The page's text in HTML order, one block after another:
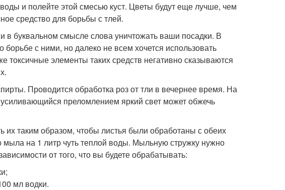
и полейте этой смесью куст. Цветы будут еще лучше, чем
средство для борьбы с тлей.
в буквальном смысле слова уничтожать ваши посадки. В
с ними, но далеко не всем хочется использовать
элементы таких средств негативно сказываются
Проводится обработка роз от тли в вечернее время. На
преломлением яркий свет может обжечь
их таким образом, чтобы листья были обработаны с обеих
мыла на 1 литр чуть теплой воды. Мыльную стружку нужно
от того, что вы будете обрабатывать:
мл водки.